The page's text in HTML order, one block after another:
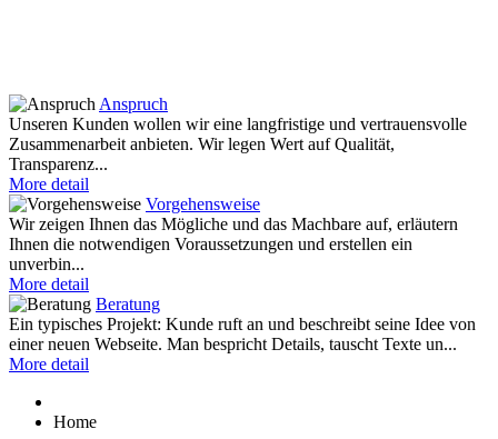
Anspruch
Unseren Kunden wollen wir eine langfristige und vertrauensvolle
Zusammenarbeit anbieten. Wir legen Wert auf Qualität,
Transparenz...
More detail
Vorgehensweise
Wir zeigen Ihnen das Mögliche und das Machbare auf, erläutern
Ihnen die notwendigen Voraussetzungen und erstellen ein
unverbin...
More detail
Beratung
Ein typisches Projekt: Kunde ruft an und beschreibt seine Idee von
einer neuen Webseite. Man bespricht Details, tauscht Texte un...
More detail
Home